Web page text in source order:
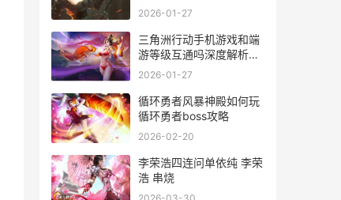
最高多少级
2026-01-27
三角洲行动手机游戏和端
游等级互通吗深度解析背
后的玩家尝试和数据真相
2026-01-27
循环勇者风暴神殿如何玩
循环勇者boss攻略
2026-02-20
李荣浩四连问单依纯 李荣
浩 串烧